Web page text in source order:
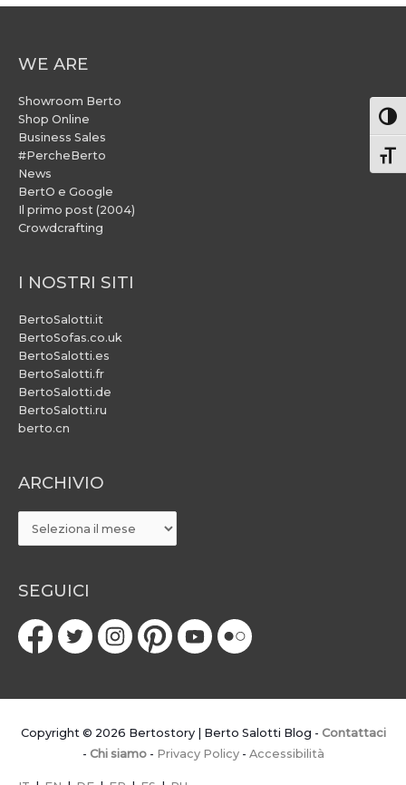
WE ARE
Showroom Berto
Shop Online
Business Sales
#PercheBerto
News
BertO e Google
Il primo post (2004)
Crowdcrafting
I NOSTRI SITI
BertoSalotti.it
BertoSofas.co.uk
BertoSalotti.es
BertoSalotti.fr
BertoSalotti.de
BertoSalotti.ru
berto.cn
ARCHIVIO
ARCHIVIO
SEGUICI
Copyright © 2026 Bertostory | Berto Salotti Blog - Contattaci
- Chi siamo- Privacy Policy- Accessibilità